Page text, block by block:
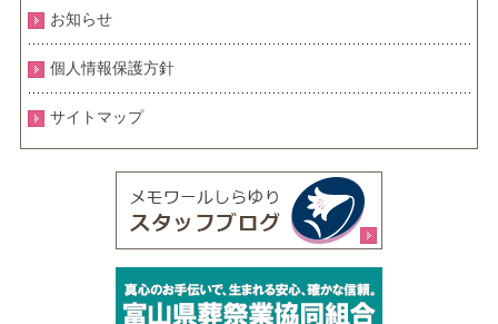
お知らせ
個人情報保護方針
サイトマップ